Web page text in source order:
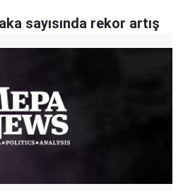
sayısında rekor artış